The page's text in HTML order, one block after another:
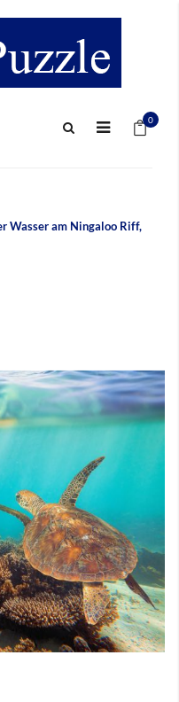
0
Wasser am Ningaloo Riff,